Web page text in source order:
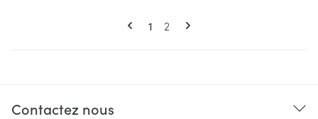
Pages
Vous lisez actuellement la page
1 Page
2
Contactez nous